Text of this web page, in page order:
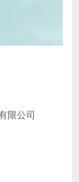
限公司